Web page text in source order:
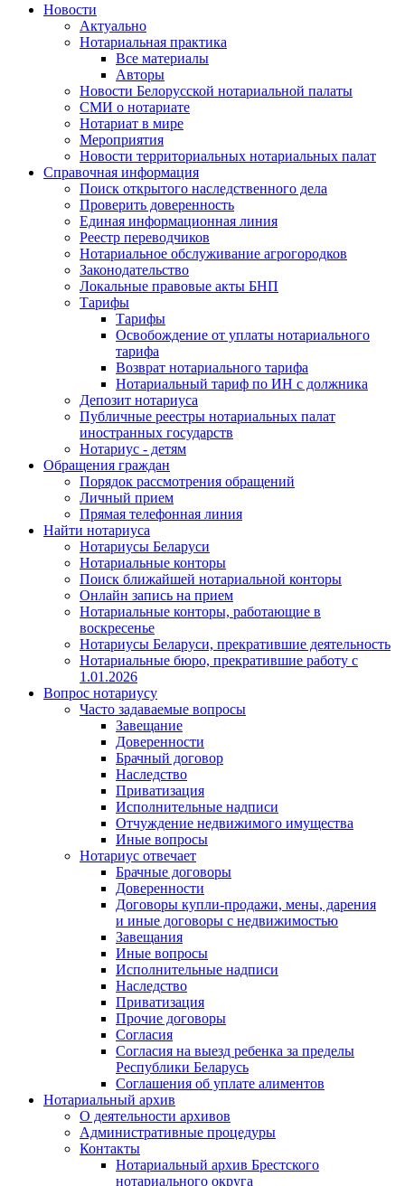
Новости
Актуально
Нотариальная практика
Все материалы
Авторы
Новости Белорусской нотариальной палаты
СМИ о нотариате
Нотариат в мире
Мероприятия
Новости территориальных нотариальных палат
Справочная информация
Поиск открытого наследственного дела
Проверить доверенность
Единая информационная линия
Реестр переводчиков
Нотариальное обслуживание агрогородков
Законодательство
Локальные правовые акты БНП
Тарифы
Тарифы
Освобождение от уплаты нотариального
тарифа
Возврат нотариального тарифа
Нотариальный тариф по ИН с должника
Депозит нотариуса
Публичные реестры нотариальных палат
иностранных государств
Нотариус - детям
Обращения граждан
Порядок рассмотрения обращений
Личный прием
Прямая телефонная линия
Найти нотариуса
Нотариусы Беларуси
Нотариальные конторы
Поиск ближайшей нотариальной конторы
Онлайн запись на прием
Нотариальные конторы, работающие в
воскресенье
Нотариусы Беларуси, прекратившие деятельность
Нотариальные бюро, прекратившие работу с
1.01.2026
Вопрос нотариусу
Часто задаваемые вопросы
Завещание
Доверенности
Брачный договор
Наследство
Приватизация
Исполнительные надписи
Отчуждение недвижимого имущества
Иные вопросы
Нотариус отвечает
Брачные договоры
Доверенности
Договоры купли-продажи, мены, дарения
и иные договоры с недвижимостью
Завещания
Иные вопросы
Исполнительные надписи
Наследство
Приватизация
Прочие договоры
Согласия
Согласия на выезд ребенка за пределы
Республики Беларусь
Соглашения об уплате алиментов
Нотариальный архив
О деятельности архивов
Административные процедуры
Контакты
Нотариальный архив Брестского
нотариального округа